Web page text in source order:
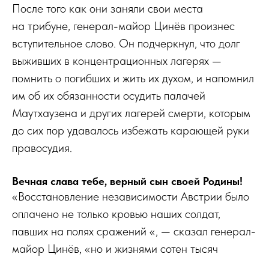
После того как они заняли свои места
на трибуне, генерал-майор Цинёв произнес
вступительное слово. Он подчеркнул, что долг
выживших в концентрационных лагерях —
помнить о погибших и жить их духом, и напомнил
им об их обязанности осудить палачей
Маутхаузена и других лагерей смерти, которым
до сих пор удавалось избежать карающей руки
правосудия.
Вечная слава тебе, верный сын своей Родины!
«Восстановление независимости Австрии было
оплачено не только кровью наших солдат,
павших на полях сражений «, — сказал генерал-
майор Цинёв, «но и жизнями сотен тысяч